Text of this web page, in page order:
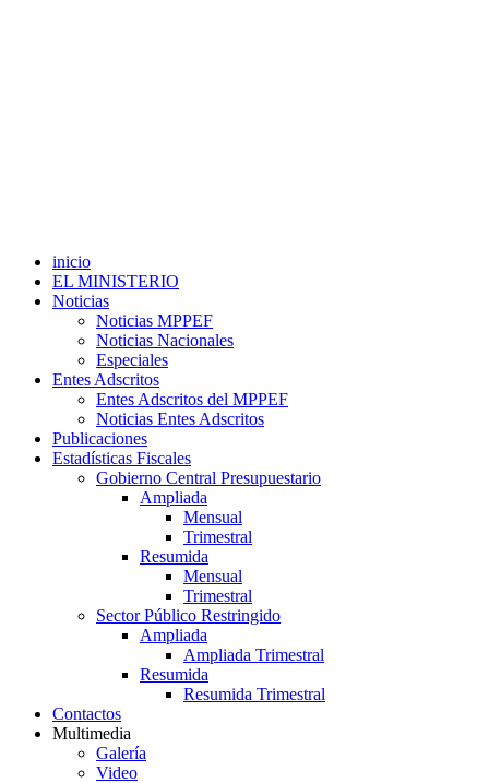
inicio
EL MINISTERIO
Noticias
Noticias MPPEF
Noticias Nacionales
Especiales
Entes Adscritos
Entes Adscritos del MPPEF
Noticias Entes Adscritos
Publicaciones
Estadísticas Fiscales
Gobierno Central Presupuestario
Ampliada
Mensual
Trimestral
Resumida
Mensual
Trimestral
Sector Público Restringido
Ampliada
Ampliada Trimestral
Resumida
Resumida Trimestral
Contactos
Multimedia
Galería
Video